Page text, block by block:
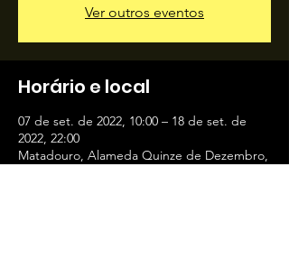
Ver outros eventos
Horário e local
07 de set. de 2022, 10:00 – 18 de set. de
2022, 22:00
Matadouro, Alameda Quinze de Dezembro,